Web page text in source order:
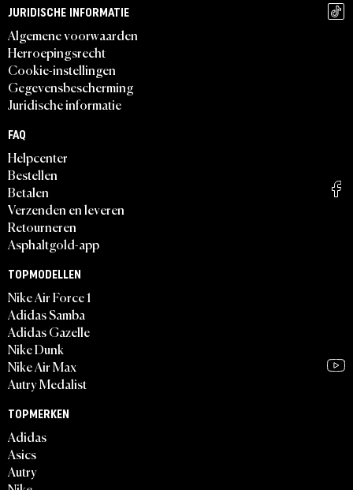
JURIDISCHE INFORMATIE
Algemene voorwaarden
Herroepingsrecht
Cookie-instellingen
Gegevensbescherming
Juridische informatie
FAQ
Helpcenter
Bestellen
Betalen
Verzenden en leveren
Retourneren
Asphaltgold-app
TOPMODELLEN
Nike Air Force 1
Adidas Samba
Adidas Gazelle
Nike Dunk
Nike Air Max
Autry Medalist
TOPMERKEN
Adidas
Asics
Autry